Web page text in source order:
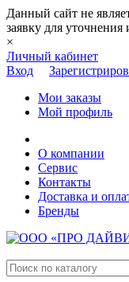
Данный сайт не
заявку для
×
Личный кабинет
Вход
Мои заказы
Мой профиль
О компании
Сервис
Контакты
Доставка и
Бренды